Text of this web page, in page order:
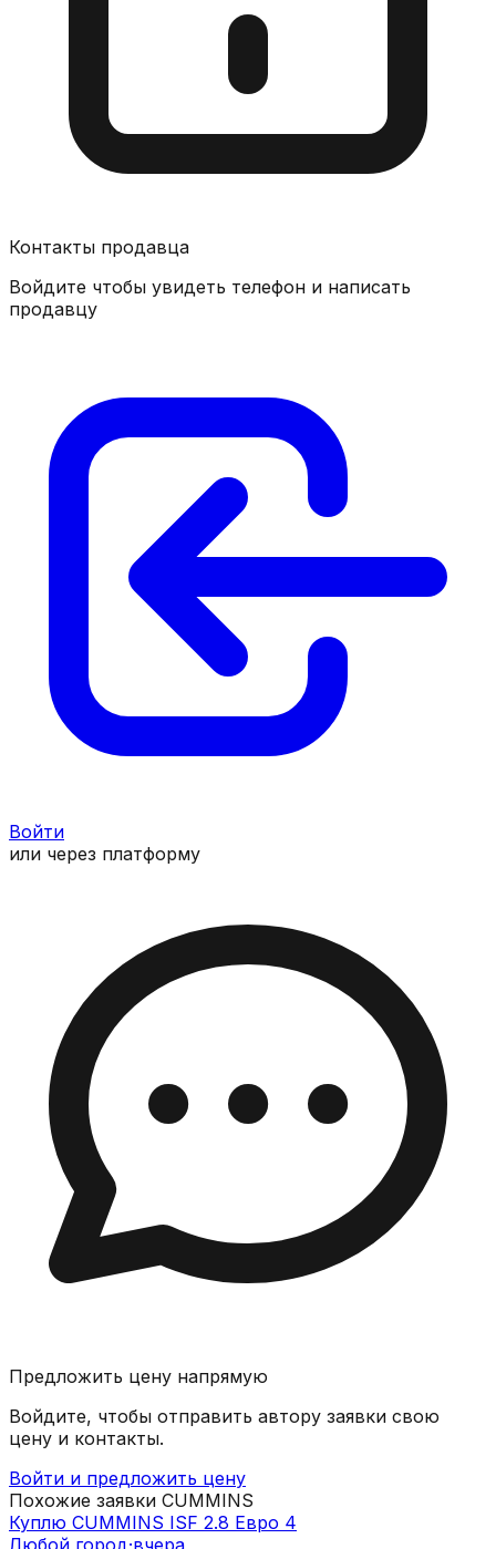
Контакты продавца
Войдите чтобы увидеть телефон и написать
продавцу
Войти
или через платформу
Предложить цену напрямую
Войдите, чтобы отправить автору заявки свою
цену и контакты.
Войти и предложить цену
Похожие заявки CUMMINS
Куплю CUMMINS ISF 2.8 Евро 4
Любой город·вчера